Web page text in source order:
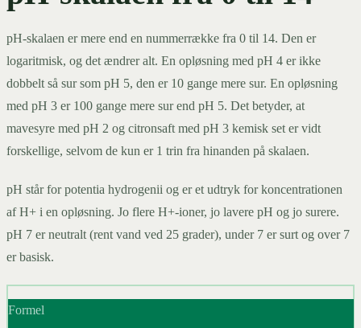
pH-skalaen er mere end en nummerrække fra 0 til 14. Den er
logaritmisk, og det ændrer alt. En opløsning med pH 4 er ikke
dobbelt så sur som pH 5, den er 10 gange mere sur. En opløsning
med pH 3 er 100 gange mere sur end pH 5. Det betyder, at
mavesyre med pH 2 og citronsaft med pH 3 kemisk set er vidt
forskellige, selvom de kun er 1 trin fra hinanden på skalaen.
pH står for potentia hydrogenii og er et udtryk for koncentrationen
af H+ i en opløsning. Jo flere H+-ioner, jo lavere pH og jo surere.
pH 7 er neutralt (rent vand ved 25 grader), under 7 er surt og over 7
er basisk.
Formel